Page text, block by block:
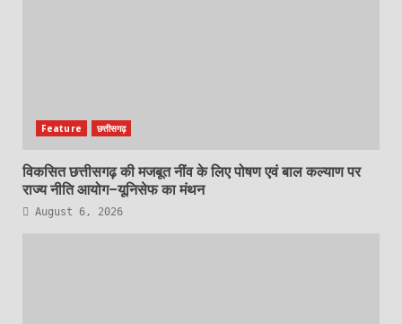
Feature छत्तीसगढ़
विकसित छत्तीसगढ़ की मजबूत नींव के लिए पोषण एवं बाल कल्याण पर
राज्य नीति आयोग–यूनिसेफ का मंथन
August 6, 2026